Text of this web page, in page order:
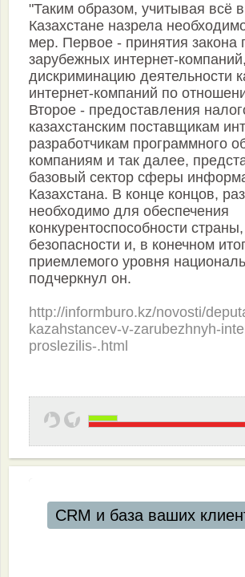
"Таким образом, учитывая всё
Казахстане назрела
мер. Первое - принятия
зарубежных интернет-
дискриминацию деятельности
интернет-компаний по
Второе - предоставления
казахстанским поставщикам
разработчикам программного
компаниям и так далее,
базовый сектор сферы
Казахстана. В конце концов,
необходимо для обеспечения
конкурентоспособности
безопасности и, в конечном
приемлемого уровня
подчеркнул он.
http://informburo.kz/novosti/
kazahstancev-v-zarubezhnyh-
proslezilis-.html
CRM и база ваших